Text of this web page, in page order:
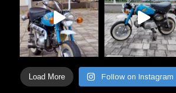
Load More Follow on Instagram